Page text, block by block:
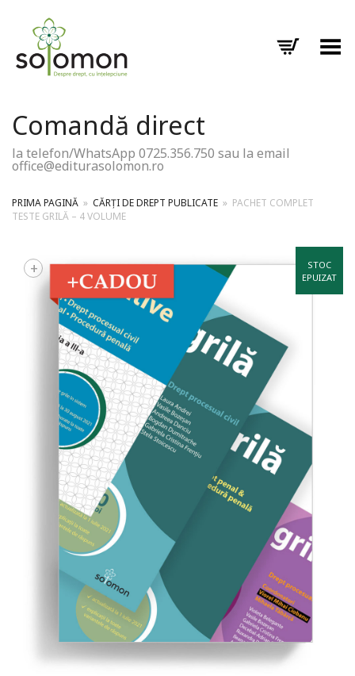
Toggle Menu
Comandă direct
la telefon/WhatsApp 0725.356.750 sau la email
office@editurasolomon.ro
PRIMA PAGINĂ » CĂRȚI DE DREPT PUBLICATE » PACHET COMPLET
TESTE GRILĂ – 4 VOLUME
STOC
EPUIZAT
+